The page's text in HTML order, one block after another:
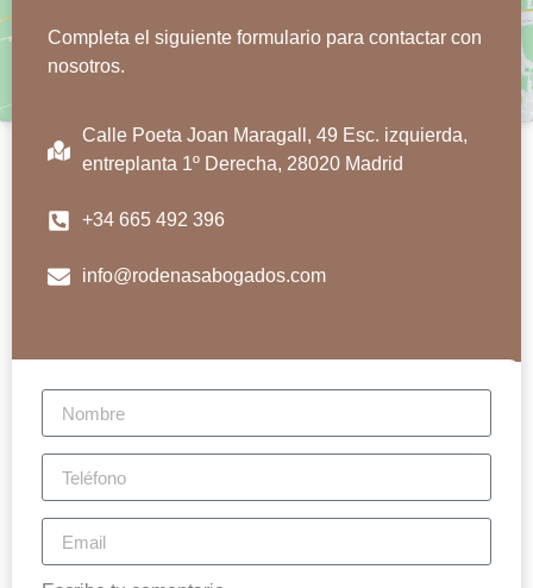
Completa el siguiente formulario para contactar con
nosotros.
Calle Poeta Joan Maragall, 49 Esc. izquierda,
entreplanta 1º Derecha, 28020 Madrid
+34 665 492 396
info@rodenasabogados.com